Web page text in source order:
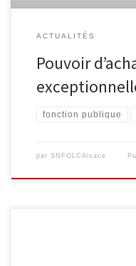
ACTUALITÉS
Pouvoir
fonction publique
par SNFOLCAlsace